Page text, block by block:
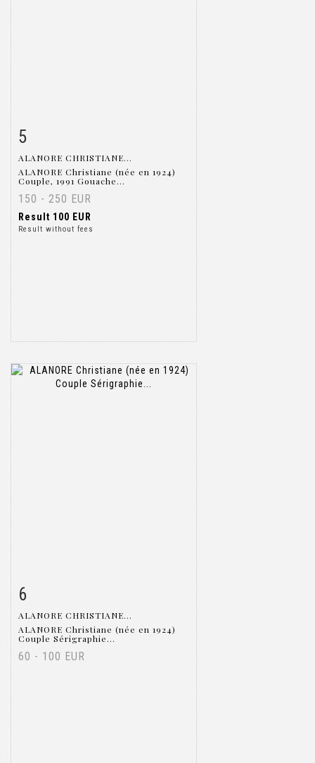
5
ALANORE CHRISTIANE...
ALANORE Christiane (née en 1924)
Couple, 1991 Gouache...
150 - 250 EUR
Result 100 EUR
Result without fees
6
ALANORE CHRISTIANE...
ALANORE Christiane (née en 1924)
Couple Sérigraphie...
60 - 100 EUR